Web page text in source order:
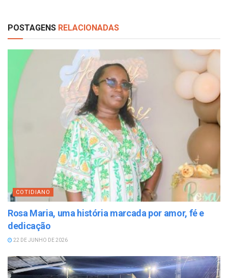
POSTAGENS RELACIONADAS
COTIDIANO
Rosa Maria, uma história marcada por amor, fé e
dedicação
22 DE JUNHO DE 2026